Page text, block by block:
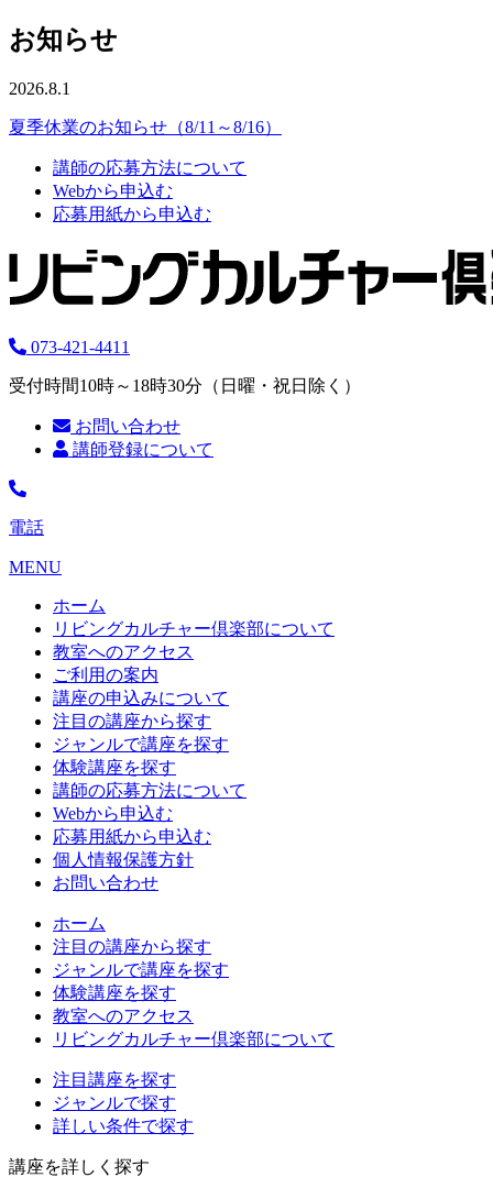
お知らせ
2026.8.1
夏季休業のお知らせ（8/11～8/16）
講師の応募方法について
Webから申込む
応募用紙から申込む
073-421-4411
受付時間10時～18時30分（日曜・祝日除く）
お問い合わせ
講師登録について
電話
MENU
ホーム
リビングカルチャー倶楽部について
教室へのアクセス
ご利用の案内
講座の申込みについて
注目の講座から探す
ジャンルで講座を探す
体験講座を探す
講師の応募方法について
Webから申込む
応募用紙から申込む
個人情報保護方針
お問い合わせ
ホーム
注目の講座から探す
ジャンルで講座を探す
体験講座を探す
教室へのアクセス
リビングカルチャー倶楽部について
注目講座を探す
ジャンルで探す
詳しい条件で探す
講座を詳しく探す